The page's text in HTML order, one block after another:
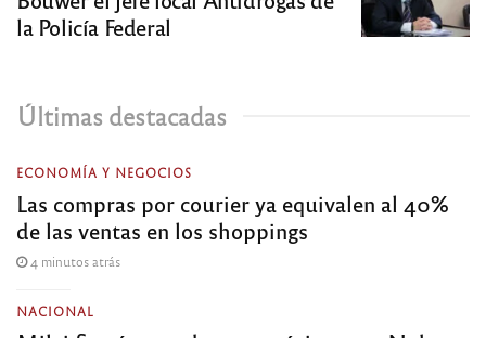
la Policía Federal
Últimas destacadas
ECONOMÍA Y NEGOCIOS
Las compras por courier ya equivalen al 40%
de las ventas en los shoppings
4 minutos atrás
NACIONAL